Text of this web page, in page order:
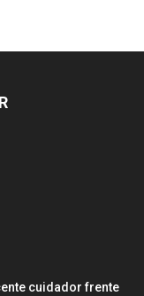
cuidador frente